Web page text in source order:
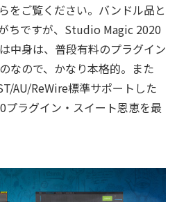
をご覧ください。バンドル品と
ちですが、Studio Magic 2020
中身は、普段有料のプラグイン
なので、かなり本格的。また
AU/ReWire標準サポートした
ラグイン・スイート恩恵を最